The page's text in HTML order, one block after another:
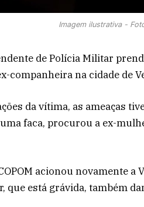
Imagem ilustrativa -
de Polícia Militar
companheira na cidade de
da vítima, as ameaças
faca, procurou a ex-
acionou novamente
que está grávida, também